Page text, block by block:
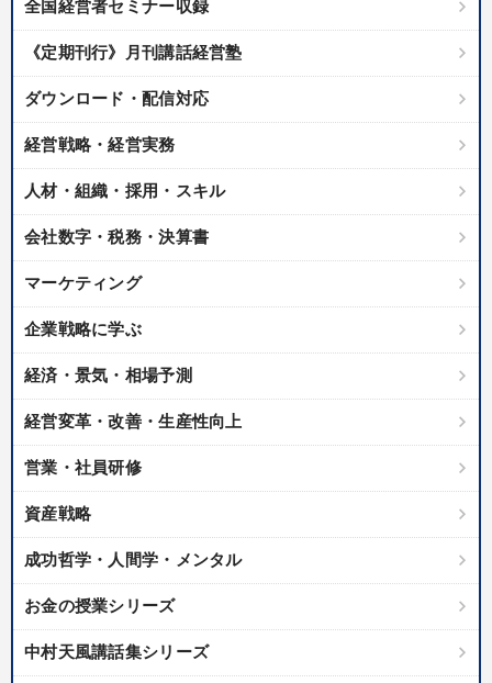
全国経営者セミナー収録
《定期刊行》月刊講話経営塾
ダウンロード・配信対応
経営戦略・経営実務
人材・組織・採用・スキル
会社数字・税務・決算書
マーケティング
企業戦略に学ぶ
経済・景気・相場予測
経営変革・改善・生産性向上
営業・社員研修
資産戦略
成功哲学・人間学・メンタル
お金の授業シリーズ
中村天風講話集シリーズ